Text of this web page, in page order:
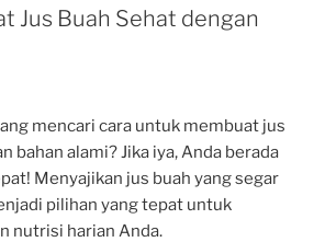
Jus Buah Sehat dengan
mencari cara untuk membuat jus
bahan alami? Jika iya, Anda berada
Menyajikan jus buah yang segar
pilihan yang tepat untuk
nutrisi harian Anda.